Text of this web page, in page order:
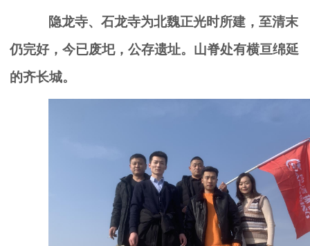
隐龙寺、石龙寺为北魏正光时所建，至清末
仍完好，今已废圯，公存遗址。山脊处有横亘绵延
的齐长城。